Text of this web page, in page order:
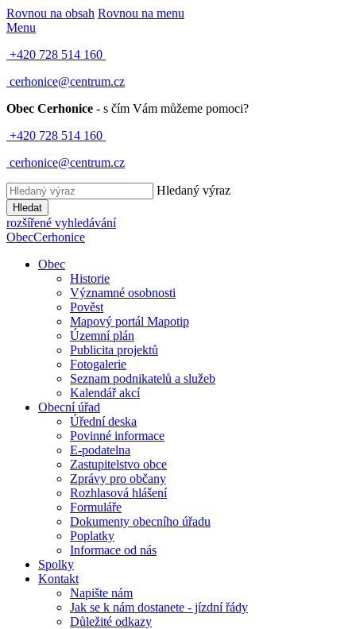
Rovnou na obsah Rovnou na menu
Menu
+420 728 514 160
cerhonice@centrum.cz
Obec Cerhonice - s čím Vám můžeme pomoci?
+420 728 514 160
cerhonice@centrum.cz
Hledaný výraz
Hledat
rozšířené vyhledávání
ObecCerhonice
Obec
Historie
Významné osobnosti
Pověst
Mapový portál Mapotip
Územní plán
Publicita projektů
Fotogalerie
Seznam podnikatelů a služeb
Kalendář akcí
Obecní úřad
Úřední deska
Povinné informace
E-podatelna
Zastupitelstvo obce
Zprávy pro občany
Rozhlasová hlášení
Formuláře
Dokumenty obecního úřadu
Poplatky
Informace od nás
Spolky
Kontakt
Napište nám
Jak se k nám dostanete - jízdní řády
Důležité odkazy